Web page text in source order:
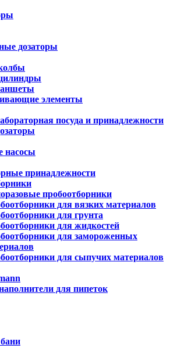
дозаторы
элементы
посуда и принадлежности
насосы
принадлежности
пробоотборники
для вязких материалов
для грунта
для жидкостей
для замороженных
для сыпучих материалов
для пипеток